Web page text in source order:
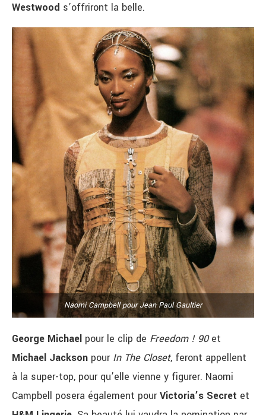
Westwood s’offriront la belle.
Naomi Campbell pour Jean Paul Gaultier
George Michael pour le clip de Freedom ! 90et
Michael Jackson pour In The Closet, feront appellent
à la super-top, pour qu’elle vienne y figurer. Naomi
Campbell posera également pourVictoria’s Secret et